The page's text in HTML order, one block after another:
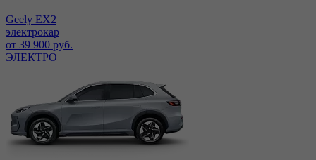
Geely EX2
электрокар
от 39 900 руб.
ЭЛЕКТРО